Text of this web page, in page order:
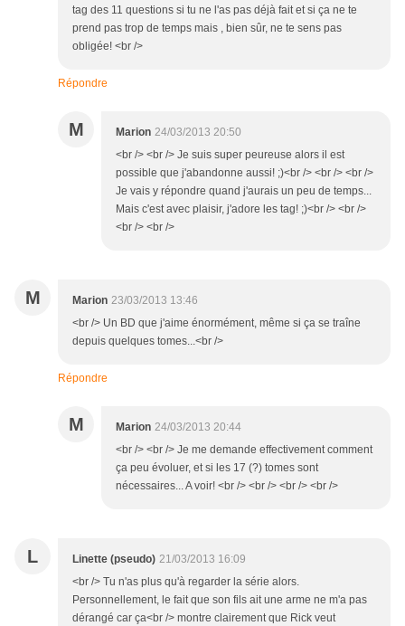
tag des 11 questions si tu ne l'as pas déjà fait et si ça ne te
prend pas trop de temps mais , bien sûr, ne te sens pas
obligée! <br />
Répondre
M Marion 24/03/2013 20:50
<br /> <br /> Je suis super peureuse alors il est
possible que j'abandonne aussi! ;)<br /> <br /> <br />
Je vais y répondre quand j'aurais un peu de temps...
Mais c'est avec plaisir, j'adore les tag! ;)<br /> <br />
<br /> <br />
M Marion 23/03/2013 13:46
<br /> Un BD que j'aime énormément, même si ça se traîne
depuis quelques tomes...<br />
Répondre
M Marion 24/03/2013 20:44
<br /> <br /> Je me demande effectivement comment
ça peu évoluer, et si les 17 (?) tomes sont
nécessaires... A voir! <br /> <br /> <br /> <br />
L Linette (pseudo) 21/03/2013 16:09
<br /> Tu n'as plus qu'à regarder la série alors.
Personnellement, le fait que son fils ait une arme ne m'a pas
dérangé car ça<br /> montre clairement que Rick veut